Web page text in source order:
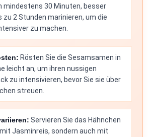
mindestens 30 Minuten, besser
zu 2 Stunden marinieren, um die
zu machen.
Rösten Sie die Sesamsamen in
leicht an, um ihren nussigen
zu intensivieren, bevor Sie sie über
streuen.
Servieren Sie das Hähnchen
Jasminreis, sondern auch mit